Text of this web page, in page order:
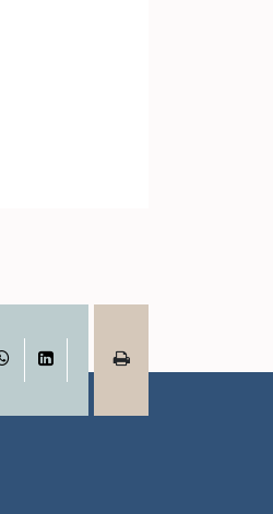
WhatsAppLinkedIn